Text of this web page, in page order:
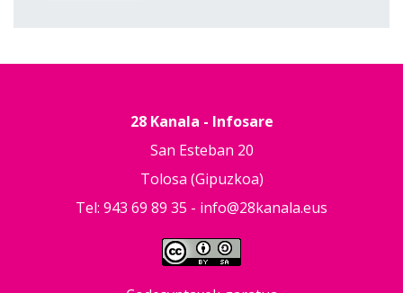
28 Kanala - Infosare
San Esteban 20
Tolosa (Gipuzkoa)
Tel: 943 69 89 35 - info@28kanala.eus